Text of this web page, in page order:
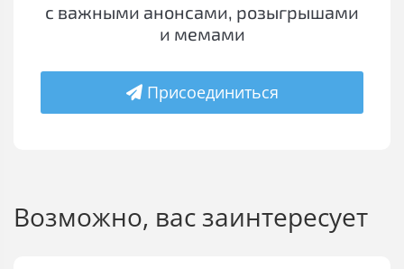
с важными анонсами, розыгрышами
и мемами
Присоединиться
Возможно, вас заинтересует